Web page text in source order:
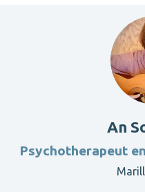
An
Psychotherapeut